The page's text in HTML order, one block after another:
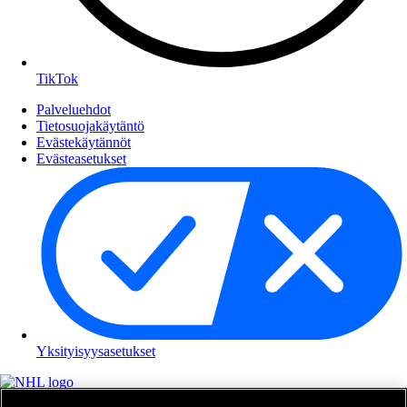
TikTok
Palveluehdot
Tietosuojakäytäntö
Evästekäytännöt
Evästeasetukset
Yksityisyysasetukset